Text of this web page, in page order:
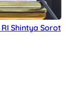
Shintya Sorot